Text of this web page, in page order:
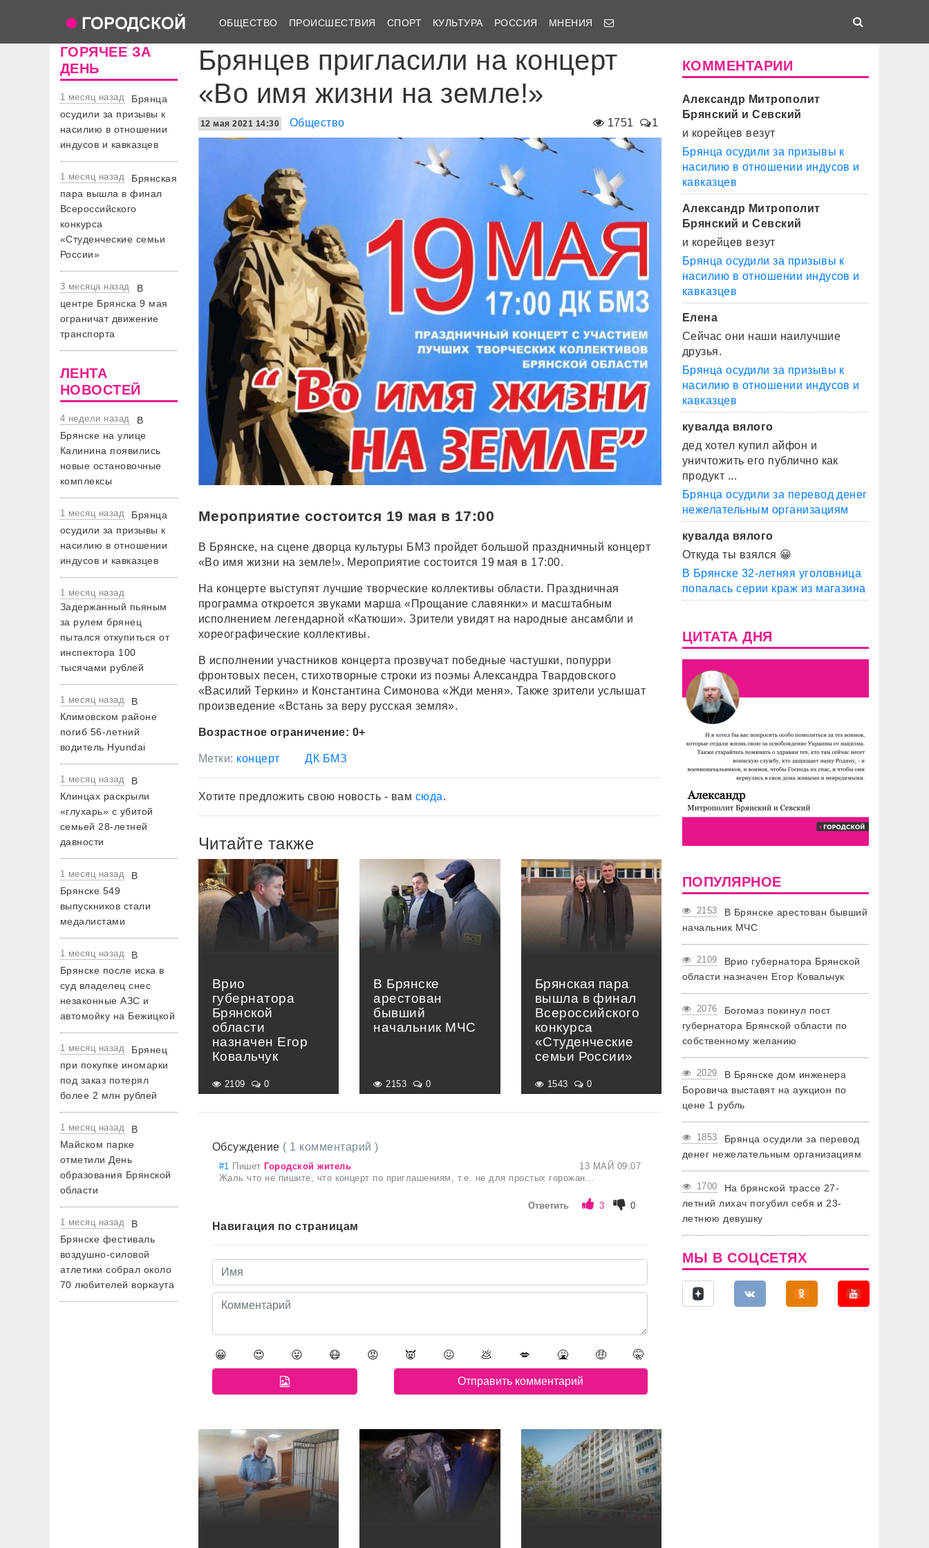
ОБЩЕСТВО ПРОИСШЕСТВИЯ СПОРТ КУЛЬТУРА РОССИЯ МНЕНИЯ
ГОРЯЧЕЕ ЗА
ДЕНЬ
1 месяц назад
Брянца
осудили за призывы к
насилию в отношении
индусов и кавказцев
1 месяц назад
Брянская
пара вышла в финал
Всероссийского
конкурса
«Студенческие семьи
России»
3 месяца назад
В
центре Брянска 9 мая
ограничат движение
транспорта
ЛЕНТА
НОВОСТЕЙ
4 недели назад
В
Брянске на улице
Калинина появились
новые остановочные
комплексы
1 месяц назад
Брянца
осудили за призывы к
насилию в отношении
индусов и кавказцев
1 месяц назад
Задержанный пьяным
за рулем брянец
пытался откупиться от
инспектора 100
тысячами рублей
1 месяц назад
В
Климовском районе
погиб 56-летний
водитель Hyundai
1 месяц назад
В
Клинцах раскрыли
«глухарь» с убитой
семьей 28-летней
давности
1 месяц назад
В
Брянске 549
выпускников стали
медалистами
1 месяц назад
В
Брянске после иска в
суд владелец снес
незаконные АЗС и
автомойку на Бежицкой
1 месяц назад
Брянец
при покупке иномарки
под заказ потерял
более 2 млн рублей
1 месяц назад
В
Майском парке
отметили День
образования Брянской
области
1 месяц назад
В
Брянске фестиваль
воздушно-силовой
атлетики собрал около
70 любителей воркаута
Брянцев пригласили на концерт
«Во имя жизни на земле!»
1751 1
12 мая 2021 14:30 Общество
Мероприятие состоится 19 мая в 17:00
В Брянске, на сцене дворца культуры БМЗ пройдет большой праздничный концерт
«Во имя жизни на земле!». Мероприятие состоится 19 мая в 17:00.
На концерте выступят лучшие творческие коллективы области. Праздничная
программа откроется звуками марша «Прощание славянки» и масштабным
исполнением легендарной «Катюши». Зрители увидят на народные ансамбли и
хореографические коллективы.
В исполнении участников концерта прозвучат победные частушки, попурри
фронтовых песен, стихотворные строки из поэмы Александра Твардовского
«Василий Теркин» и Константина Симонова «Жди меня». Также зрители услышат
произведение «Встань за веру русская земля».
Возрастное ограничение: 0+
Метки: концерт ДК БМЗ
Хотите предложить свою новость - вам сюда.
Читайте также
Врио
губернатора
Брянской
области
назначен Егор
Ковальчук
2109 0
В Брянске
арестован
бывший
начальник МЧС
2153 0
Брянская пара
вышла в финал
Всероссийского
конкурса
«Студенческие
семьи России»
1543 0
Обсуждение ( 1 комментарий )
#1 Пишет Городской житель
13 МАЙ 09:07
Жаль что не пишите, что концерт по приглашениям, т.е. не для простых горожан...
Ответить 3 0
Навигация по страницам
😀 😍 😛 😷 😡 👿 😖 💩 💋 🤮 🤑 🤫
КОММЕНТАРИИ
Александр Митрополит
Брянский и Севский
и корейцев везут
Брянца осудили за призывы к
насилию в отношении индусов и
кавказцев
Александр Митрополит
Брянский и Севский
и корейцев везут
Брянца осудили за призывы к
насилию в отношении индусов и
кавказцев
Елена
Сейчас они наши наилучшие
друзья.
Брянца осудили за призывы к
насилию в отношении индусов и
кавказцев
кувалда вялого
дед хотел купил айфон и
уничтожить его публично как
продукт ...
Брянца осудили за перевод денег
нежелательным организациям
кувалда вялого
Откуда ты взялся 😀
В Брянске 32-летняя уголовница
попалась серии краж из магазина
ЦИТАТА ДНЯ
ПОПУЛЯРНОЕ
2153
В Брянске арестован бывший
начальник МЧС
2109
Врио губернатора Брянской
области назначен Егор Ковальчук
2076
Богомаз покинул пост
губернатора Брянской области по
собственному желанию
2029
В Брянске дом инженера
Боровича выставят на аукцион по
цене 1 рубль
1853
Брянца осудили за перевод
денег нежелательным организациям
1700
На брянской трассе 27-
летний лихач погубил себя и 23-
летнюю девушку
МЫ В СОЦСЕТЯХ